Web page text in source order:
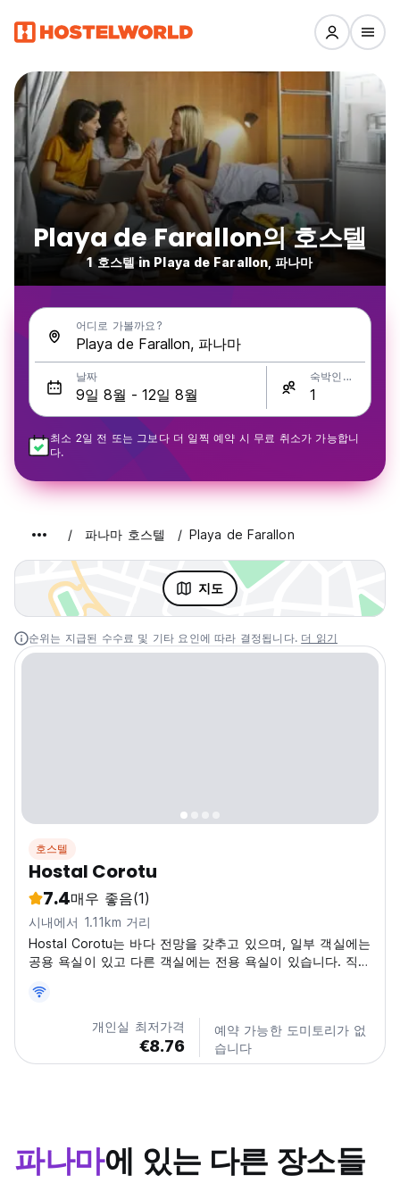
Playa de Farallon의 호스텔
1 호스텔 in Playa de Farallon, 파나마
어디로 가볼까요?
날짜 숙박인원
최소 2일 전 또는 그보다 더 일찍 예약 시 무료 취소가 가능합니
다.
파나마 호스텔 Playa de Farallon
지도
순위는 지급된 수수료 및 기타 요인에 따라 결정됩니다. 더 읽기
호스텔
Hostal Corotu
7.4매우 좋음(1)
시내에서 1.11km 거리
Hostal Corotu는 바다 전망을 갖추고 있으며, 일부 객실에는
공용 욕실이 있고 다른 객실에는 전용 욕실이 있습니다. 직원
니다.
개인실 최저가격
€8.76
예약 가능한 도미토리가 없
습니다
파나마에 있는 다른 장소들